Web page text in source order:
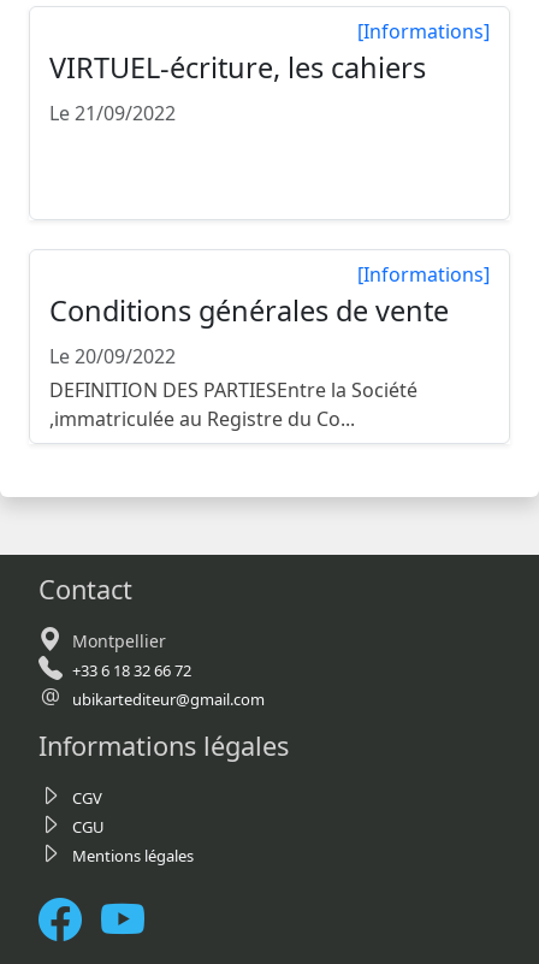
[Informations]
VIRTUEL-écriture, les cahiers
Le 21/09/2022
[Informations]
Conditions générales de vente
Le 20/09/2022
DEFINITION DES PARTIESEntre la Société
,immatriculée au Registre du Co...
Contact
Montpellier
+33 6 18 32 66 72
ubikartediteur@gmail.com
Informations légales
CGV
CGU
Mentions légales